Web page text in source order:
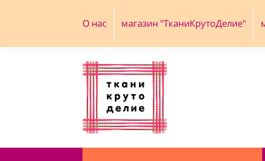
О нас магазин "ТканиКрутоДелие"